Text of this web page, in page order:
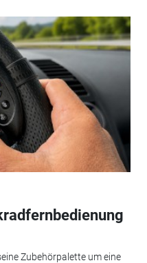
Zubehörpalette um eine